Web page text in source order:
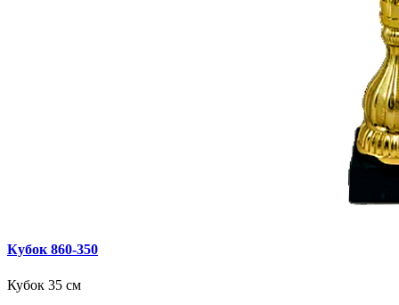
Кубок 860‑350
Кубок 35 см